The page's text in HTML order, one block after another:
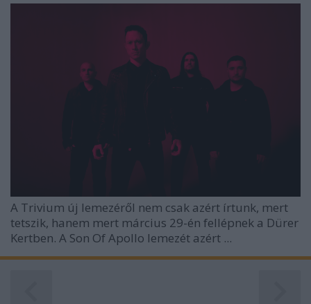
A Trivium új lemezéről nem csak azért írtunk, mert
tetszik, hanem mert március 29-én fellépnek a Dürer
Kertben. A Son Of Apollo lemezét azért ...